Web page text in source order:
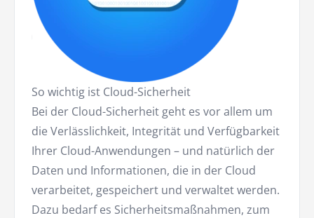
So wichtig ist Cloud-Sicherheit
Bei der Cloud-Sicherheit geht es vor allem um
die Verlässlichkeit, Integrität und Verfügbarkeit
Ihrer Cloud-Anwendungen – und natürlich der
Daten und Informationen, die in der Cloud
verarbeitet, gespeichert und verwaltet werden.
Dazu bedarf es Sicherheitsmaßnahmen, zum